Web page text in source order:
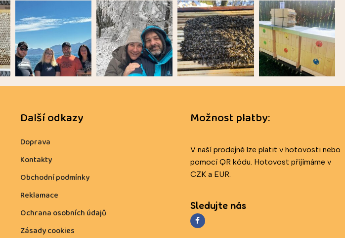
Další odkazy
Doprava
Kontakty
Obchodní podmínky
Reklamace
Ochrana osobních údajů
Zásady cookies
Možnost platby:
V naší prodejně lze platit v hotovosti nebo
pomocí QR kódu. Hotovost přijímáme v
CZK a EUR.
Sledujte nás